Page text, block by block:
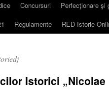
Concursuri Perfecţionare şi
Regulamente RED Istorie
Istorici „Nicolae